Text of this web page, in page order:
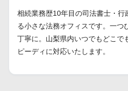
相続業務歴10年目の司法書士・行
る小さな法務オフィスです。一つ
丁寧に。山梨県内いつでもどこで
ピーディに対応いたします。